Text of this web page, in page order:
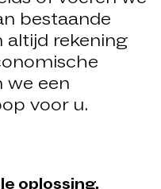
bestaande
altijd rekening
we een
voor u.
oplossing.